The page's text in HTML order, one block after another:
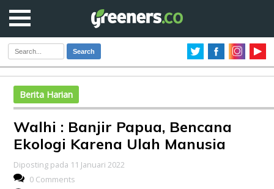
Search
Berita Harian
Walhi : Banjir Papua, Bencana
Ekologi Karena Ulah Manusia
Diposting pada 11 Januari 2022
0 Comments